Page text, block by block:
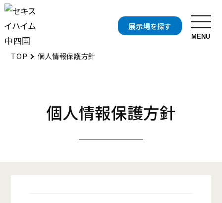
展示場を探す
MENU
イベント
分譲住宅を探す
開催中の
TOP 個人情報保護方針
個人情報保護方針